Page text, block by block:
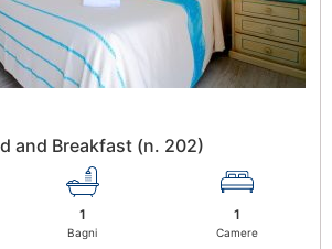
and Breakfast (n. 202)
1
Bagni
1
Camere